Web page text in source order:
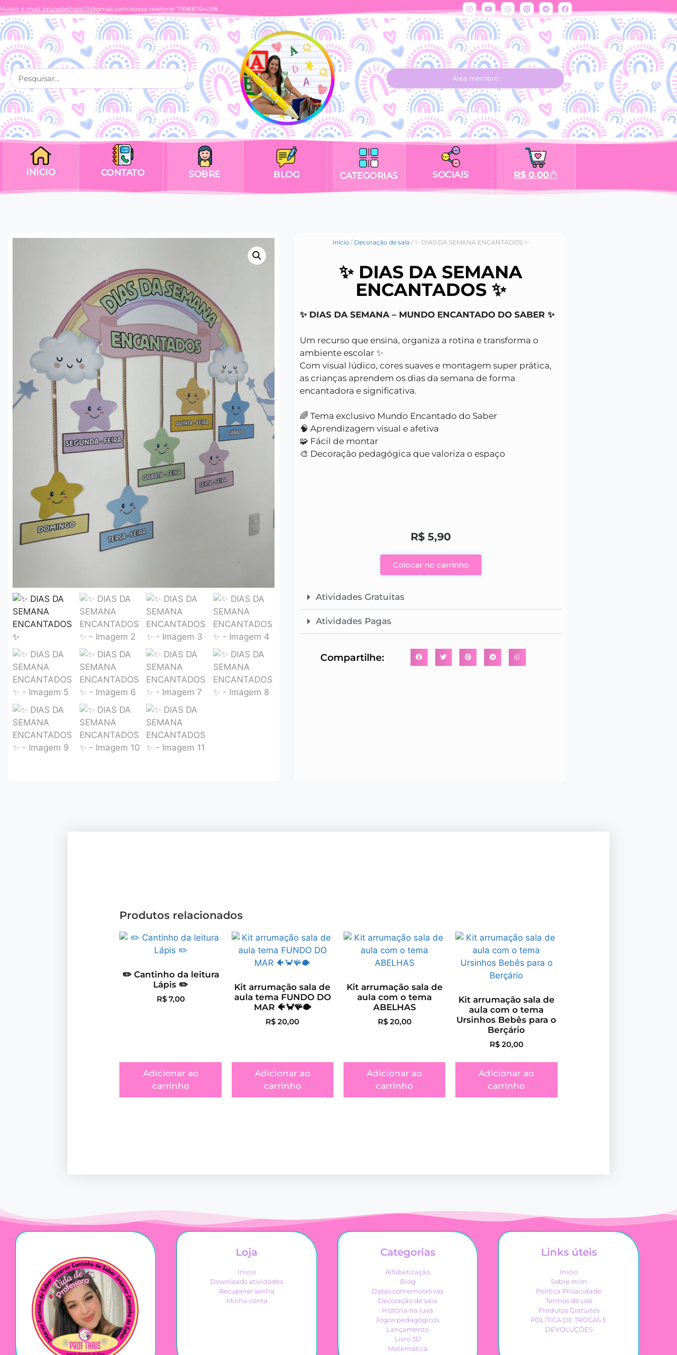
Nosso e-mail:brunellethais03@gmail.comNosso telefone: 79988764098
Área membro
INÍCIO CONTATO SOBRE BLOG CATEGORIAS SOCIAIS R$ 0,00
Início / Decoração de sala / ✨ DIAS DA SEMANA ENCANTADOS ✨
✨ DIAS DA SEMANA
ENCANTADOS ✨
✨ DIAS DA SEMANA – MUNDO ENCANTADO DO SABER ✨
Um recurso que ensina, organiza a rotina e transforma o
ambiente escolar ✨
Com visual lúdico, cores suaves e montagem super prática,
as crianças aprendem os dias da semana de forma
encantadora e significativa.
🌈 Tema exclusivo Mundo Encantado do Saber
🧠 Aprendizagem visual e afetiva
🧩 Fácil de montar
🎨 Decoração pedagógica que valoriza o espaço
R$5,90
Colocar no carrinho
Atividades Gratuitas
Atividades Pagas
Compartilhe:
Produtos relacionados
✏️ Cantinho da leitura
Lápis ✏️
R$7,00
Adicionar ao
carrinho
Kit arrumação sala de
aula tema FUNDO DO
MAR 🐠🦀🪸🐡
R$ 20,00
Adicionar ao
carrinho
Kit arrumação sala de
aula com o tema
ABELHAS
R$20,00
Adicionar ao
carrinho
Kit arrumação sala de
aula com o tema
Ursinhos Bebês para o
Berçário
R$20,00
Adicionar ao
carrinho
Loja
Início
Downloads atividades
Recuperar senha
Minha conta
Categorias
Alfabetização
Blog
Datas comemorativas
Decoração de sala
História na luva
Jogos pedagógicos
Lançamento
Livro 3D
Matemática
Links úteis
Início
Sobre mim
Política Privacidade
Termos de uso
Produtos Gratuitos
POLÍTICA DE TROCAS E
DEVOLUÇÕES